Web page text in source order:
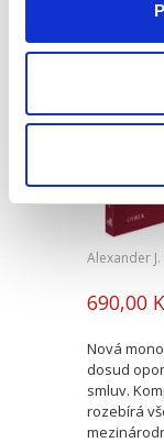
Alexander
690,00
Nová
dosud
smluv.
rozebírá